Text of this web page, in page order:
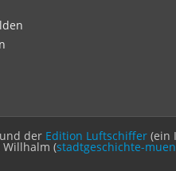
und der Edition Luftschiffer (ein
(stadtgeschichte-